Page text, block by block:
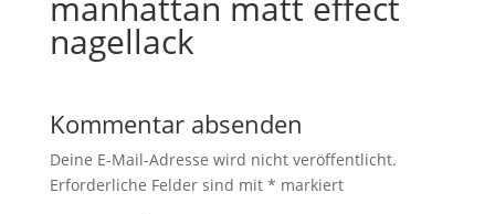
nagellack
Kommentar absenden
Deine E-Mail-Adresse wird nicht veröffentlicht.
Erforderliche Felder sind mit * markiert